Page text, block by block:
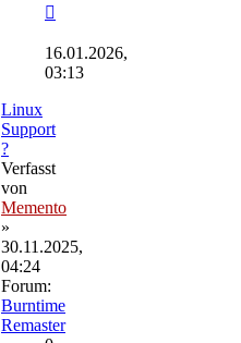
Beitrag
16.01.2026,
03:13
Linux
Support
?
Verfasst
von
Memento
»
30.11.2025,
04:24
Forum:
Burntime
Remaster